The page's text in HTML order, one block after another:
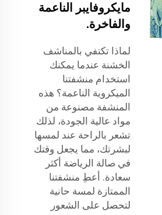
مايكروفايبر الناعمة
والفاخرة.
لماذا تكتفي بالمناشف
الخشنة عندما يمكنك
استخدام منشفتنا
الميكروية الناعمة؟ هذه
المنشفة مصنوعة من
مواد عالية الجودة، لذلك
تشعر بالراحة عند لمسها
لبشرتك، مما يجعل وقتك
في صالة الرياضة أكثر
سعادة. أعطِ منشفتنا
الممتازة لمسة حانية
لتحصل على الشعور